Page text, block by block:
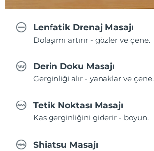
Lenfatik Drenaj Masajı
Dolaşımı artırır - gözler ve çene.
Derin Doku Masajı
Gerginliği alır - yanaklar ve çene.
Tetik Noktası Masajı
Kas gerginliğini giderir - boyun.
Shiatsu Masajı